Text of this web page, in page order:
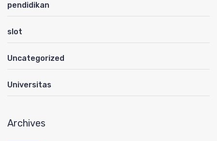
pendidikan
slot
Uncategorized
Universitas
Archives